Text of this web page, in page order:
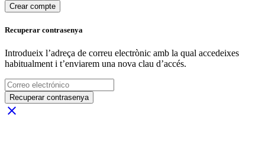
Crear compte
Recuperar contrasenya
Introdueix l’adreça de correu electrònic amb la qual accedeixes
habitualment i t’enviarem una nova clau d’accés.
Recuperar contrasenya
close